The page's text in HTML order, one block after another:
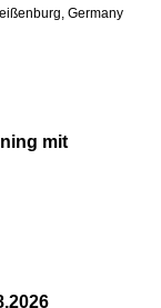
Germany
mit